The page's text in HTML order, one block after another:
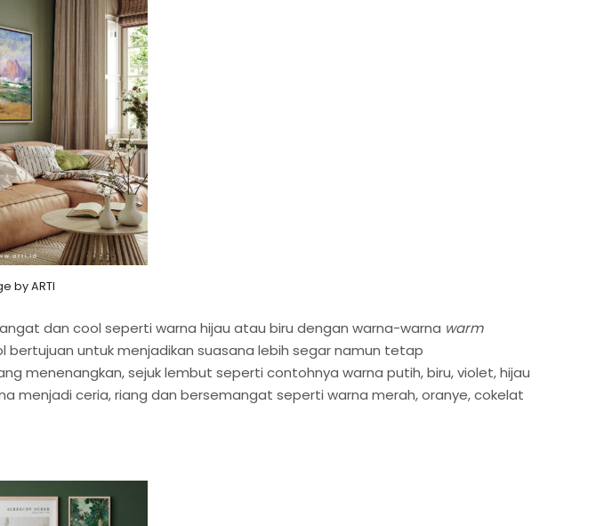
by ARTI
dan cool seperti warna hijau atau biru dengan warna-warna warm
untuk menjadikan suasana lebih segar namun tetap
menenangkan, sejuk lembut seperti contohnya warna putih, biru, violet, hijau
menjadi ceria, riang dan bersemangat seperti warna merah, oranye, cokelat